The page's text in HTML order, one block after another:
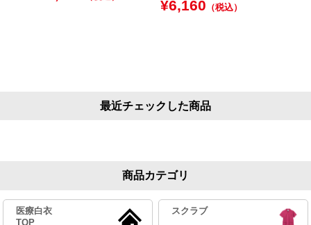
¥6,160 （税込）
最近チェックした商品
商品カテゴリ
医療白衣
TOP
スクラブ